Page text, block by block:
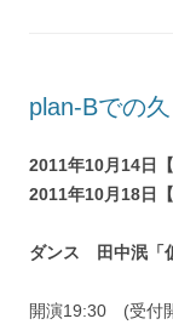
plan-Bでの
2011年10月14日【
2011年10月18日【
ダンス 田中泯「
開演19:30 (受付